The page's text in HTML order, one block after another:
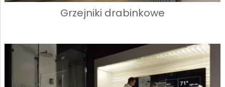
Grzejniki drabinkowe